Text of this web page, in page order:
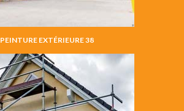
PEINTURE EXTÉRIEURE 38